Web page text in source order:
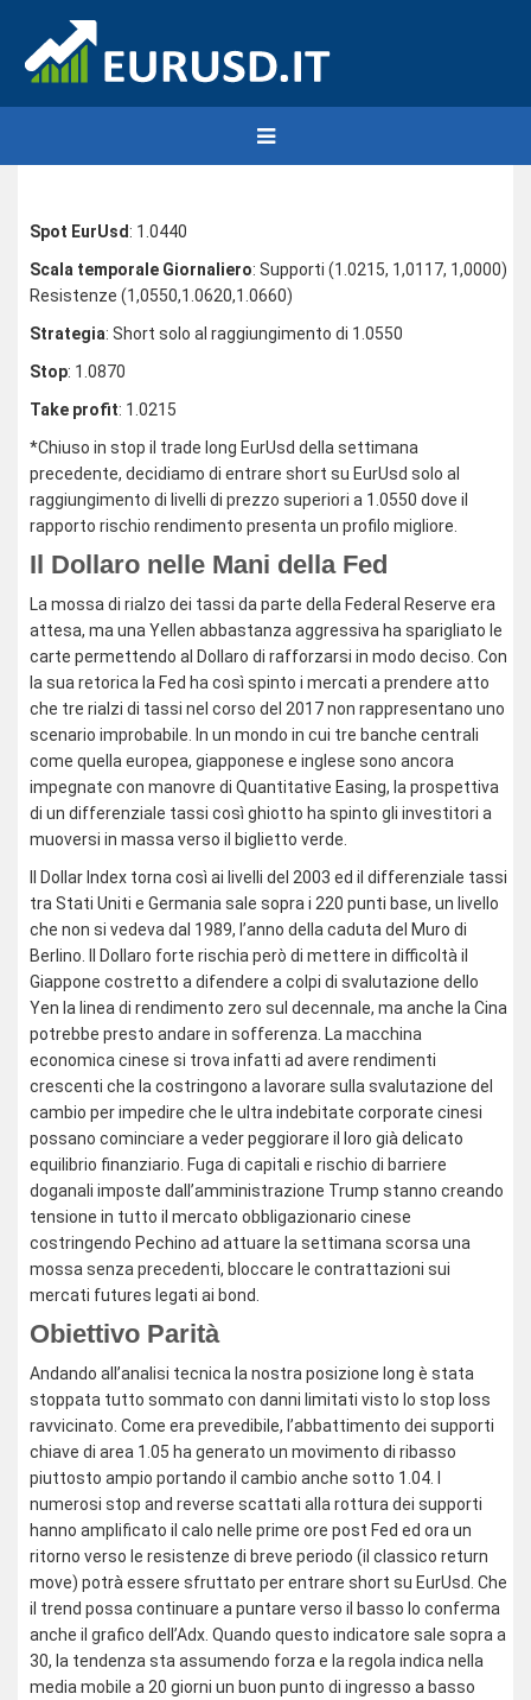
Spot EurUsd : 1.0440
Scala temporale Giornaliero: Supporti (1.0215, 1,0117, 1,0000)
Resistenze (1,0550,1.0620,1.0660)
Strategia: Short solo al raggiungimento di 1.0550
Stop: 1.0870
Take profit: 1.0215
*Chiuso in stop il trade long EurUsd della settimana
precedente, decidiamo di entrare short su EurUsd solo al
raggiungimento di livelli di prezzo superiori a 1.0550 dove il
rapporto rischio rendimento presenta un profilo migliore.
Il Dollaro nelle Mani della Fed
La mossa di rialzo dei tassi da parte della Federal Reserve era
attesa, ma una Yellen abbastanza aggressiva ha sparigliato le
carte permettendo al Dollaro di rafforzarsi in modo deciso. Con
la sua retorica la Fed ha così spinto i mercati a prendere atto
che tre rialzi di tassi nel corso del 2017 non rappresentano uno
scenario improbabile. In un mondo in cui tre banche centrali
come quella europea, giapponese e inglese sono ancora
impegnate con manovre di Quantitative Easing, la prospettiva
di un differenziale tassi così ghiotto ha spinto gli investitori a
muoversi in massa verso il biglietto verde.
Il Dollar Index torna così ai livelli del 2003 ed il differenziale tassi
tra Stati Uniti e Germania sale sopra i 220 punti base, un livello
che non si vedeva dal 1989, l’anno della caduta del Muro di
Berlino. Il Dollaro forte rischia però di mettere in difficoltà il
Giappone costretto a difendere a colpi di svalutazione dello
Yen la linea di rendimento zero sul decennale, ma anche la Cina
potrebbe presto andare in sofferenza. La macchina
economica cinese si trova infatti ad avere rendimenti
crescenti che la costringono a lavorare sulla svalutazione del
cambio per impedire che le ultra indebitate corporate cinesi
possano cominciare a veder peggiorare il loro già delicato
equilibrio finanziario. Fuga di capitali e rischio di barriere
doganali imposte dall’amministrazione Trump stanno creando
tensione in tutto il mercato obbligazionario cinese
costringendo Pechino ad attuare la settimana scorsa una
mossa senza precedenti, bloccare le contrattazioni sui
mercati futures legati ai bond.
Obiettivo Parità
Andando all’analisi tecnica la nostra posizione long è stata
stoppata tutto sommato con danni limitati visto lo stop loss
ravvicinato. Come era prevedibile, l’abbattimento dei supporti
chiave di area 1.05 ha generato un movimento di ribasso
piuttosto ampio portando il cambio anche sotto 1.04. I
numerosi stop and reverse scattati alla rottura dei supporti
hanno amplificato il calo nelle prime ore post Fed ed ora un
ritorno verso le resistenze di breve periodo (il classico return
move) potrà essere sfruttato per entrare short su EurUsd. Che
il trend possa continuare a puntare verso il basso lo conferma
anche il grafico dell’Adx. Quando questo indicatore sale sopra a
30, la tendenza sta assumendo forza e la regola indica nella
media mobile a 20 giorni un buon punto di ingresso a basso